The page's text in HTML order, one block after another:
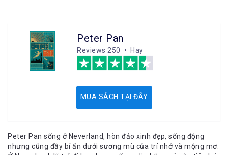
Peter Pan
Reviews 250 • Hay
MUA SÁCH TẠI ĐÂY
Peter Pan sống ở Neverland, hòn đảo xinh đẹp, sống động
nhưng cũng đầy bí ẩn dưới sương mù của trí nhớ và mộng mơ.